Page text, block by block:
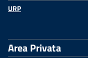
URP
Area Privata